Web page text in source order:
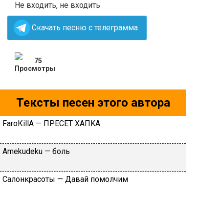
Не входить, не входить
Скачать песню с телеграмма
75
Тексты песен этого автора
FаrоКillА — ПPECET XAПKA
Аmеkudеku — бoль
Caлoнкpacoты — Дaвaй пoмoлчим